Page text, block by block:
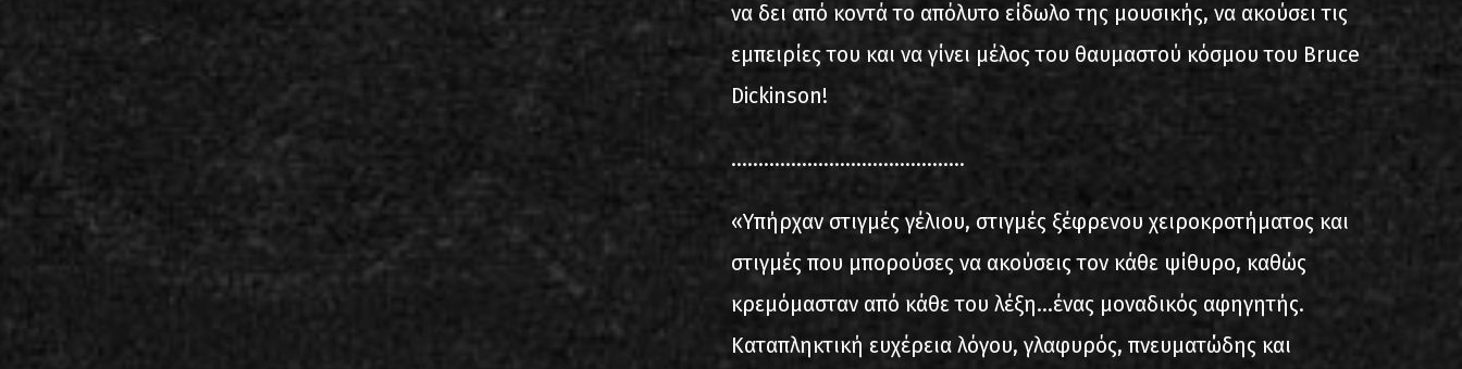
να δει από κοντά το απόλυτο είδωλο της μουσικής, να ακούσει τις
εμπειρίες του και να γίνει μέλος του θαυμαστού κόσμου του Bruce
Dickinson!
...........................................
«Υπήρχαν στιγμές γέλιου, στιγμές ξέφρενου χειροκροτήματος και
στιγμές που μπορούσες να ακούσεις τον κάθε ψίθυρο, καθώς
κρεμόμασταν από κάθε του λέξη...ένας μοναδικός αφηγητής.
Καταπληκτική ευχέρεια λόγου, γλαφυρός, πνευματώδης και